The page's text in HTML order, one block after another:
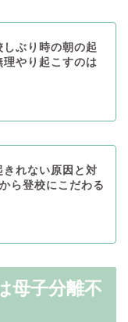
ぶり時の朝の起
理やり起こすのは
きれない原因と対
ら登校にこだわる
母子分離不